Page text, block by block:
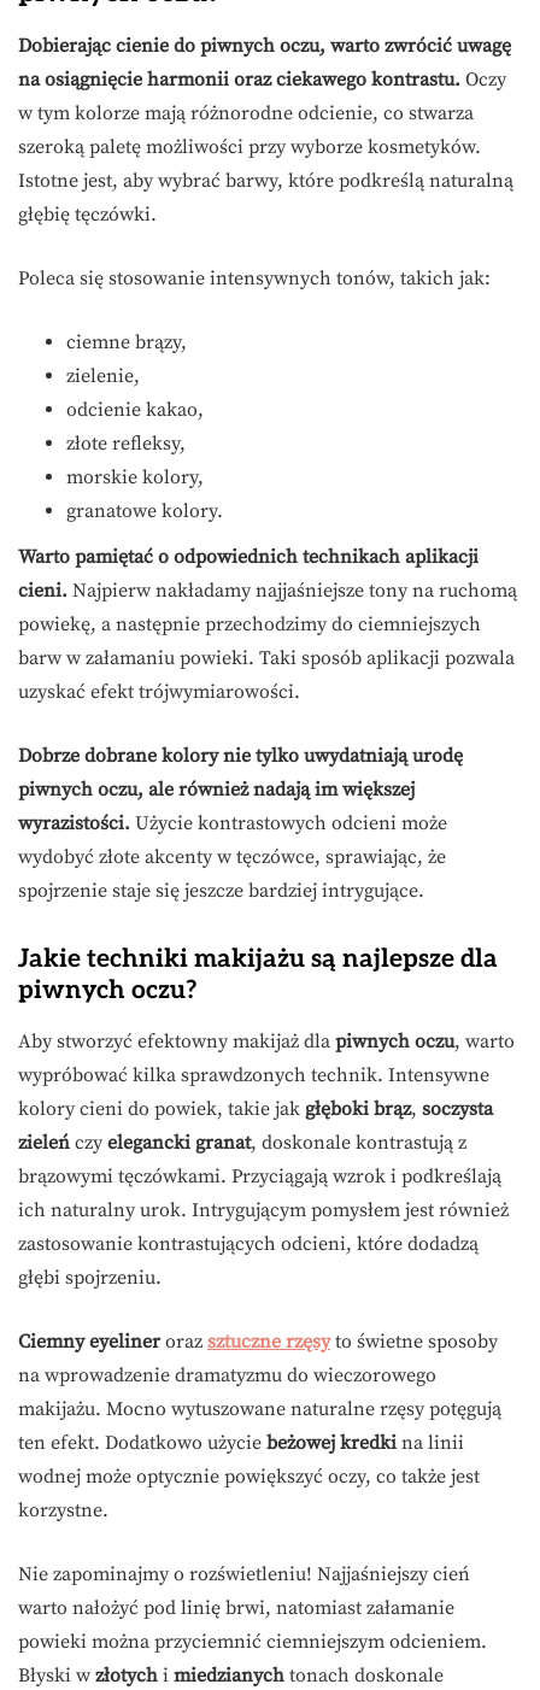
Dobierając cienie do piwnych oczu, warto zwrócić uwagę
na osiągnięcie harmonii oraz ciekawego kontrastu. Oczy
w tym kolorze mają różnorodne odcienie, co stwarza
szeroką paletę możliwości przy wyborze kosmetyków.
Istotne jest, aby wybrać barwy, które podkreślą naturalną
głębię tęczówki.
Poleca się stosowanie intensywnych tonów, takich jak:
ciemne brązy,
zielenie,
odcienie kakao,
złote refleksy,
morskie kolory,
granatowe kolory.
Warto pamiętać o odpowiednich technikach aplikacji
cieni. Najpierw nakładamy najjaśniejsze tony na ruchomą
powiekę, a następnie przechodzimy do ciemniejszych
barw w załamaniu powieki. Taki sposób aplikacji pozwala
uzyskać efekt trójwymiarowości.
Dobrze dobrane kolory nie tylko uwydatniają urodę
piwnych oczu, ale również nadają im większej
wyrazistości. Użycie kontrastowych odcieni może
wydobyć złote akcenty w tęczówce, sprawiając, że
spojrzenie staje się jeszcze bardziej intrygujące.
Jakie techniki makijażu są najlepsze dla
piwnych oczu?
Aby stworzyć efektowny makijaż dla piwnych oczu, warto
wypróbować kilka sprawdzonych technik. Intensywne
kolory cieni do powiek, takie jak głęboki brąz, soczysta
zieleń czy elegancki granat, doskonale kontrastują z
brązowymi tęczówkami. Przyciągają wzrok i podkreślają
ich naturalny urok. Intrygującym pomysłem jest również
zastosowanie kontrastujących odcieni, które dodadzą
głębi spojrzeniu.
Ciemny eyelineroraz sztuczne rzęsyto świetne sposoby
na wprowadzenie dramatyzmu do wieczorowego
makijażu. Mocno wytuszowane naturalne rzęsy potęgują
ten efekt. Dodatkowo użycie beżowej kredki na linii
wodnej może optycznie powiększyć oczy, co także jest
korzystne.
Nie zapominajmy o rozświetleniu! Najjaśniejszy cień
warto nałożyć pod linię brwi, natomiast załamanie
powieki można przyciemnić ciemniejszym odcieniem.
Błyski w złotych i miedzianych tonach doskonale